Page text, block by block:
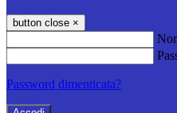
button close ×
Password dimenticata?